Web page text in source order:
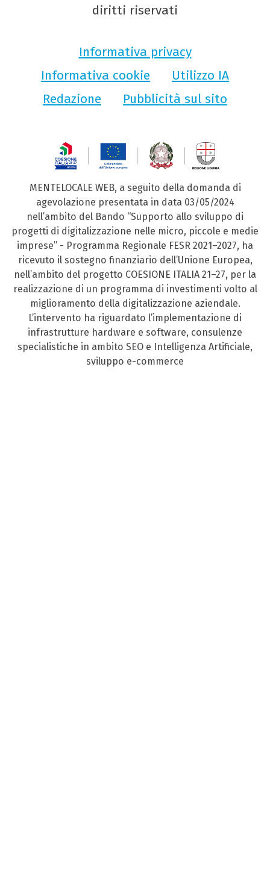
diritti riservati
Informativa privacy
Informativa cookie
Utilizzo IA
Redazione
Pubblicità sul sito
MENTELOCALE WEB, a seguito della domanda di
agevolazione presentata in data 03/05/2024
nell’ambito del Bando “Supporto allo sviluppo di
progetti di digitalizzazione nelle micro, piccole e medie
imprese” - Programma Regionale FESR 2021–2027, ha
ricevuto il sostegno finanziario dell’Unione Europea,
nell’ambito del progetto COESIONE ITALIA 21–27, per la
realizzazione di un programma di investimenti volto al
miglioramento della digitalizzazione aziendale.
L’intervento ha riguardato l’implementazione di
infrastrutture hardware e software, consulenze
specialistiche in ambito SEO e Intelligenza Artificiale,
sviluppo e-commerce